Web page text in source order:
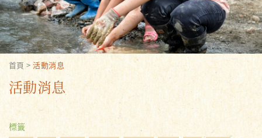
首頁 >活動消息
活動消息
標籤